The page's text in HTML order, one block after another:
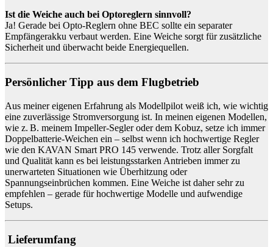
Ist die Weiche auch bei Optoreglern sinnvoll?
Ja! Gerade bei Opto-Reglern ohne BEC sollte ein separater
Empfängerakku verbaut werden. Eine Weiche sorgt für zusätzliche
Sicherheit und überwacht beide Energiequellen.
Persönlicher Tipp aus dem Flugbetrieb
Aus meiner eigenen Erfahrung als Modellpilot weiß ich, wie wichtig
eine zuverlässige Stromversorgung ist. In meinen eigenen Modellen,
wie z. B. meinem Impeller-Segler oder dem Kobuz, setze ich immer
Doppelbatterie-Weichen ein – selbst wenn ich hochwertige Regler
wie den KAVAN Smart PRO 145 verwende. Trotz aller Sorgfalt
und Qualität kann es bei leistungsstarken Antrieben immer zu
unerwarteten Situationen wie Überhitzung oder
Spannungseinbrüchen kommen. Eine Weiche ist daher sehr zu
empfehlen – gerade für hochwertige Modelle und aufwendige
Setups.
Lieferumfang